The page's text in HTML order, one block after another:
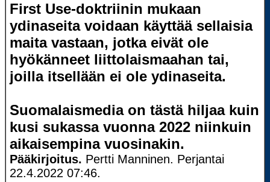
First Use-doktriinin mukaan
ydinaseita voidaan käyttää sellaisia
maita vastaan, jotka eivät ole
hyökänneet liittolaismaahan tai,
joilla itsellään ei ole ydinaseita.
Suomalaismedia on tästä hiljaa kuin
kusi sukassa vuonna 2022 niinkuin
aikaisempina vuosinakin.
Pääkirjoitus. Pertti Manninen. Perjantai
22.4.2022 07:46.